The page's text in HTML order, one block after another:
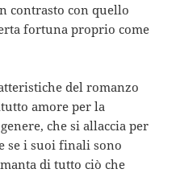
contrasto con quello
fortuna proprio come
del romanzo
amore per la
che si allaccia per
se i suoi finali sono
di tutto ciò che